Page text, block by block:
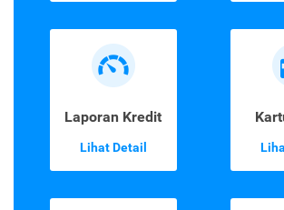
Laporan Kredit
Lihat Detail